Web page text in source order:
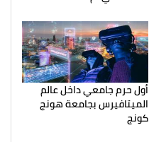
أول حرم جامعي داخل عالم
الميتافيرس بجامعة هونج
كونج